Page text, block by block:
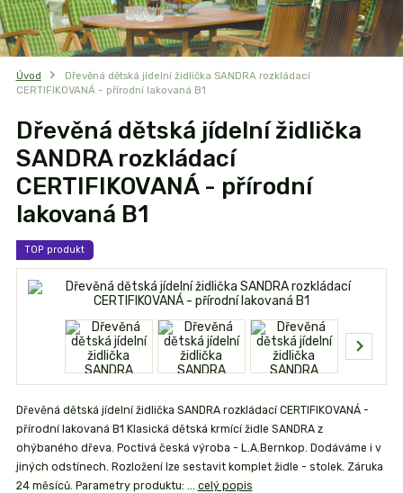
Úvod
Dřevěná dětská jídelní židlička SANDRA rozkládací
CERTIFIKOVANÁ - přírodní lakovaná B1
Dřevěná dětská jídelní židlička
SANDRA rozkládací
CERTIFIKOVANÁ - přírodní
lakovaná B1
TOP produkt
Dřevěná dětská jídelní židlička SANDRA rozkládací CERTIFIKOVANÁ -
přírodní lakovaná B1 Klasická dětská krmící židle SANDRA z
ohýbaného dřeva. Poctivá česká výroba - L.A.Bernkop. Dodáváme i v
jiných odstínech. Rozložení lze sestavit komplet židle - stolek. Záruka
24 měsíců. Parametry produktu: ... celý popis